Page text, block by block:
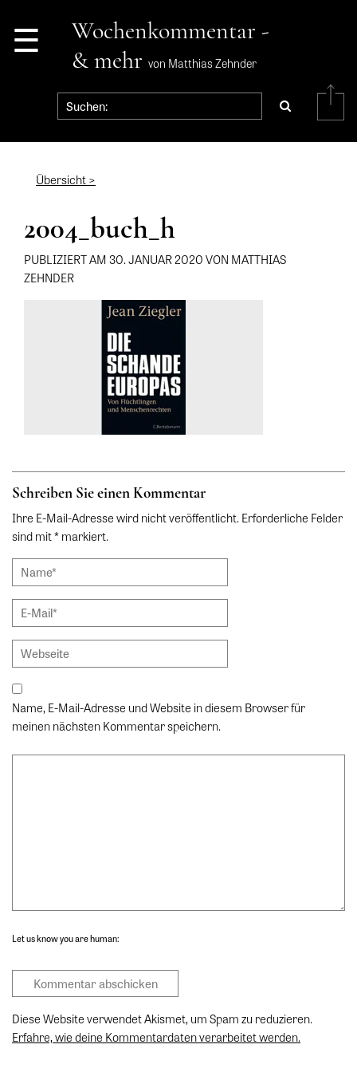
☰
Wochenkommentar -
& mehr von Matthias Zehnder
Übersicht >
2004_buch_h
PUBLIZIERT AM 30. JANUAR 2020 VON MATTHIAS
ZEHNDER
Schreiben Sie einen Kommentar
Ihre E-Mail-Adresse wird nicht veröffentlicht. Erforderliche Felder
sind mit * markiert.
Name, E-Mail-Adresse und Website in diesem Browser für
meinen nächsten Kommentar speichern.
Let us know you are human:
Diese Website verwendet Akismet, um Spam zu reduzieren.
Erfahre, wie deine Kommentardaten verarbeitet werden.